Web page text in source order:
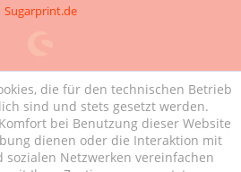
Sugarprint.de
die für den technischen Betrieb
sind und stets gesetzt werden.
bei Benutzung dieser Website
dienen oder die Interaktion mit
sozialen Netzwerken vereinfachen